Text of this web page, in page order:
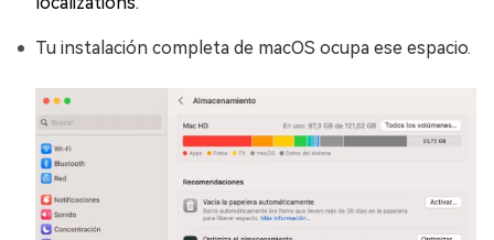
Tu instalación completa de macOS ocupa ese espacio.